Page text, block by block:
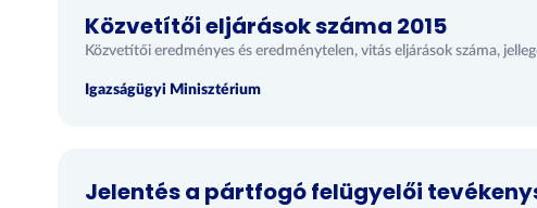
Közvetítői eljárások száma 2015
Közvetítői eredményes és eredménytelen, vitás eljárások száma,
Igazságügyi Minisztérium
Jelentés a pártfogó felügyelői